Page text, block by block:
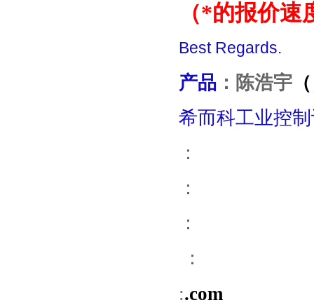
（*的报价
Best Regards.
产品 ： 陈浩宇
希而科工业控
：
：
：
：
:.com